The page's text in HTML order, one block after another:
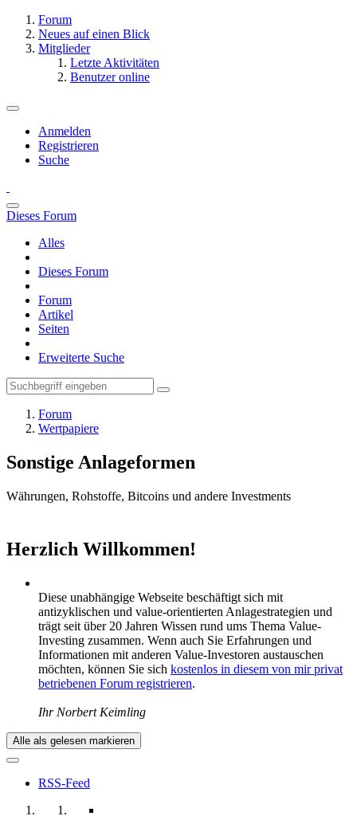
Forum
Neues auf einen Blick
Mitglieder
Letzte Aktivitäten
Benutzer online
Anmelden
Registrieren
Suche
Dieses Forum
Alles
Dieses Forum
Forum
Artikel
Seiten
Erweiterte Suche
Forum
Wertpapiere
Sonstige Anlageformen
Währungen, Rohstoffe, Bitcoins und andere Investments
Herzlich Willkommen!
Diese unabhängige Webseite beschäftigt sich mit
antizyklischen und value-orientierten Anlagestrategien und
trägt seit über 20 Jahren Wissen rund ums Thema Value-
Investing zusammen. Wenn auch Sie Erfahrungen und
Informationen mit anderen Value-Investoren austauschen
möchten, können Sie sich kostenlos in diesem von mir privat
betriebenen Forum registrieren.
Ihr Norbert Keimling
Alle als gelesen markieren
RSS-Feed